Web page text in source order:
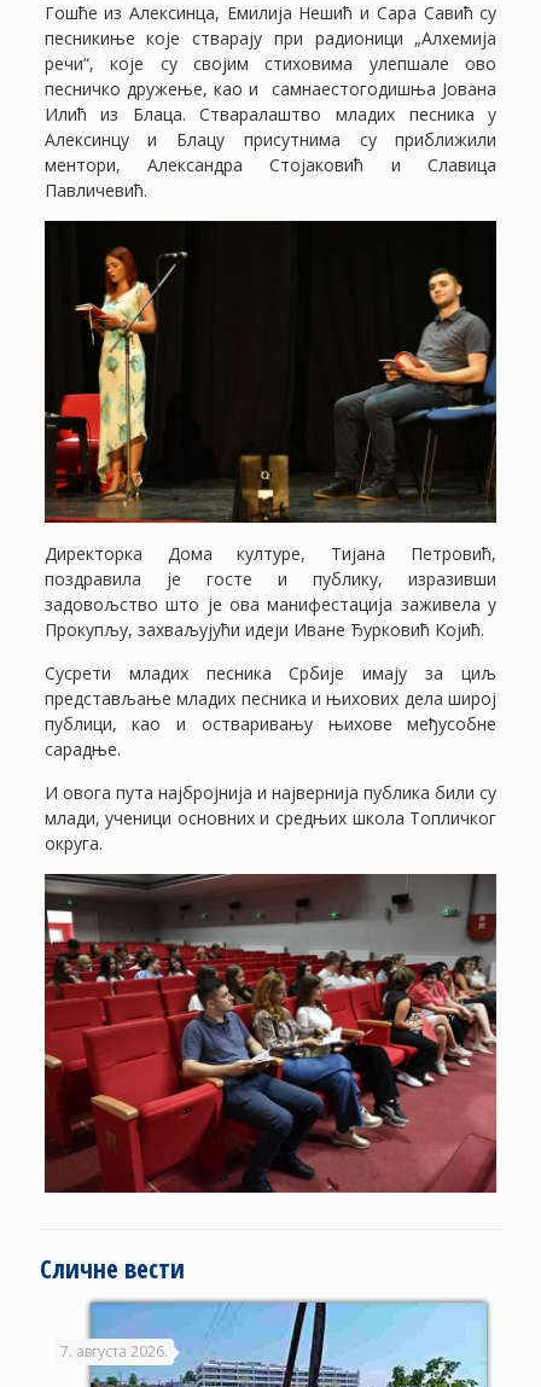
Гошће из Алексинца, Емилија Нешић и Сара Савић су
песникиње које стварају при радионици „Алхемија
речи“, које су својим стиховима улепшале ово
песничко дружење, као и самнаестогодишња Јована
Илић из Блаца. Стваралаштво младих песника у
Алексинцу и Блацу присутнима су приближили
ментори, Александра Стојаковић и Славица
Павличевић.
Директорка Дома културе, Тијана Петровић,
поздравила је госте и публику, изразивши
задовољство што је ова манифестација заживела у
Прокупљу, захваљујући идеји Иване Ђурковић Којић.
Сусрети младих песника Србије имају за циљ
представљање младих песника и њихових дела широј
публици, као и остваривању њихове међусобне
сарадње.
И овога пута најбројнија и највернија публика били су
млади, ученици основних и средњих школа Топличког
округа.
Сличне вести
7. августа 2026.